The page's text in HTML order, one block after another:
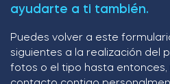
ayudarte a ti también.
Puedes volver a este
siguientes a la realización del
fotos o el tipo hasta